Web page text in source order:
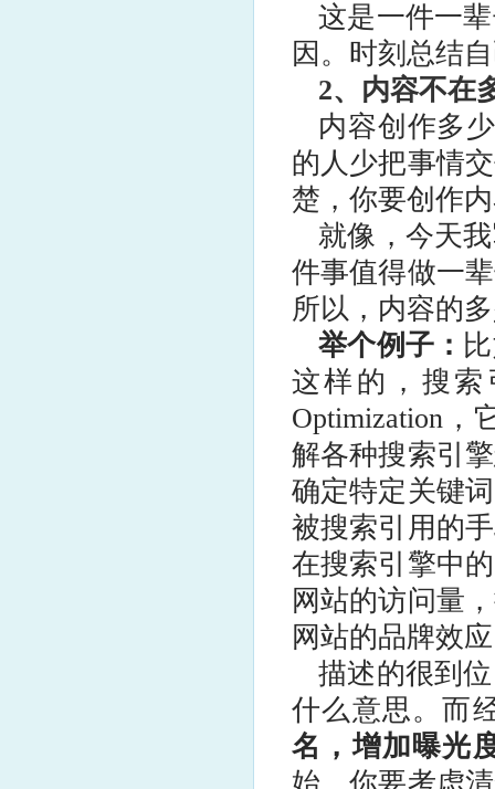
这是一件一
因。时刻总结
2、内容不在
内容创作多
的人少把事情
楚，你要创作
就像，今天
件事值得做一
所以，内容的
举个例子：
这样的，搜索
Optimization
解各种搜索引
确定特定关键
被搜索引用的
在搜索引擎中
网站的访问量
网站的品牌效
描述的很到
什么意思。而
名，增加曝光